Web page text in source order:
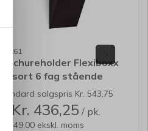
100261
Brochureholder Flexiboxx
A4 sort 6 fag stående
t/væg
Standard salgspris Kr. 543,75
Kr. 436,25 / pk.
Kr. 349,00 ekskl. moms